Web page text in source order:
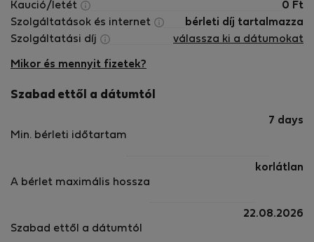
Kaució/letét
0 Ft
Szolgáltatások és internet
bérleti díj tartalmazza
Szolgáltatási díj
válassza ki a dátumokat
Mikor és mennyit fizetek?
Szabad ettől a dátumtól
Min. bérleti időtartam
7 days
A bérlet maximális hossza
korlátlan
Szabad ettől a dátumtól
22.08.2026